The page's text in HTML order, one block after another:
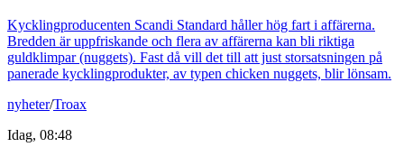
Kycklingproducenten Scandi Standard håller hög fart i affärerna.
Bredden är uppfriskande och flera av affärerna kan bli riktiga
guldklimpar (nuggets). Fast då vill det till att just storsatsningen på
panerade kycklingprodukter, av typen chicken nuggets, blir lönsam.
nyheter/Troax
Idag, 08:48